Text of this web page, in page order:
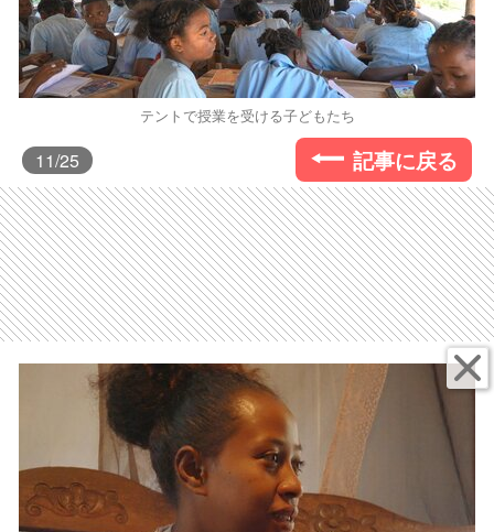
テントで授業を受ける子どもたち
11/25 記事に戻る